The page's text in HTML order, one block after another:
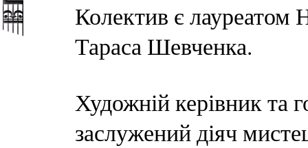
Колектив є лауреатом
Тараса Шевченка.
Художній керівник та
заслужений діяч